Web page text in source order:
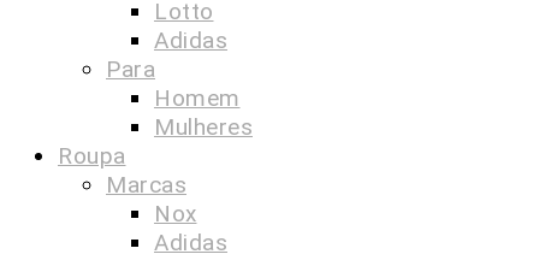
Lotto
Adidas
Para
Homem
Mulheres
Roupa
Marcas
Nox
Adidas